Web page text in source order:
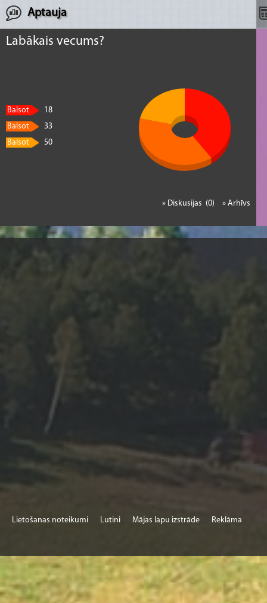
Aptauja
Labākais vecums?
Balsot
18
Balsot
33
Balsot
50
» Arhīvs
» Diskusijas (0)
Lietošanas noteikumi Lutini Mājas lapu izstrāde Reklāma